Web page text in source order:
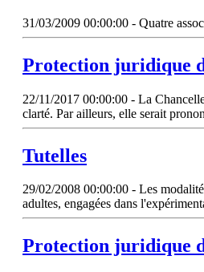
31/03/2009 00:00:00 - Quatre
Protection juridique
22/11/2017 00:00:00 - La
clarté. Par ailleurs, elle serait
Tutelles
29/02/2008 00:00:00 - Les
adultes, engagées dans
Protection juridique